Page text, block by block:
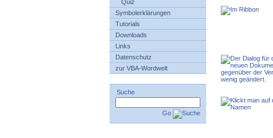
Quiz
Symbolerklärungen
Tutorials
Downloads
Links
Datenschutz
zur VBA-Wordwelt
Suche
Go